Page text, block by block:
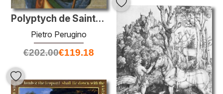
Polyptych de Saint-Pierre (San Costanzo)
Pietro Perugino
€202.00€119.18